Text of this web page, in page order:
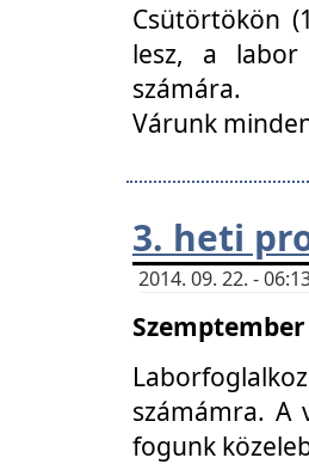
Csütörtökön
lesz, a labor
számára.
Várunk
3. heti
2014. 09. 22. -
számámra. A
fogunk